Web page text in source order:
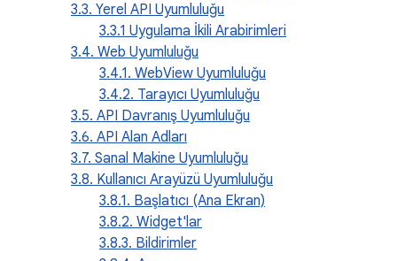
3.3. Yerel API Uyumluluğu
3.3.1 Uygulama İkili Arabirimleri
3.4. Web Uyumluluğu
3.4.1. WebView Uyumluluğu
3.4.2. Tarayıcı Uyumluluğu
3.5. API Davranış Uyumluluğu
3.6. API Alan Adları
3.7. Sanal Makine Uyumluluğu
3.8. Kullanıcı Arayüzü Uyumluluğu
3.8.1. Başlatıcı (Ana Ekran)
3.8.2. Widget'lar
3.8.3. Bildirimler